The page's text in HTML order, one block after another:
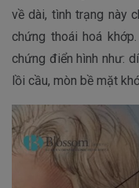
về dài, tình trạng này
chứng thoái hoá
chứng điển hình như:
lồi cầu, mòn bề mặt